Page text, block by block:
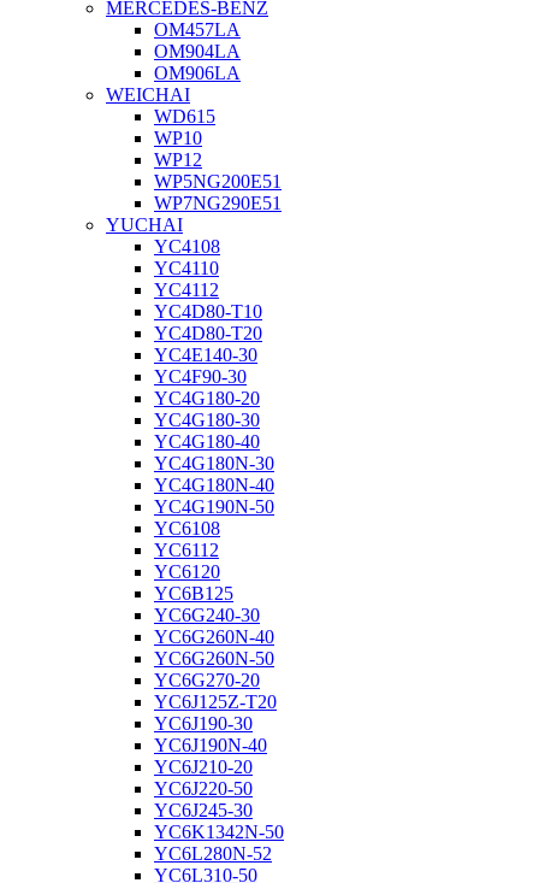
MERCEDES-BENZ
OM457LA
OM904LA
OM906LA
WEICHAI
WD615
WP10
WP12
WP5NG200E51
WP7NG290E51
YUCHAI
YC4108
YC4110
YC4112
YC4D80-T10
YC4D80-T20
YC4E140-30
YC4F90-30
YC4G180-20
YC4G180-30
YC4G180-40
YC4G180N-30
YC4G180N-40
YC4G190N-50
YC6108
YC6112
YC6120
YC6B125
YC6G240-30
YC6G260N-40
YC6G260N-50
YC6G270-20
YC6J125Z-T20
YC6J190-30
YC6J190N-40
YC6J210-20
YC6J220-50
YC6J245-30
YC6K1342N-50
YC6L280N-52
YC6L310-50